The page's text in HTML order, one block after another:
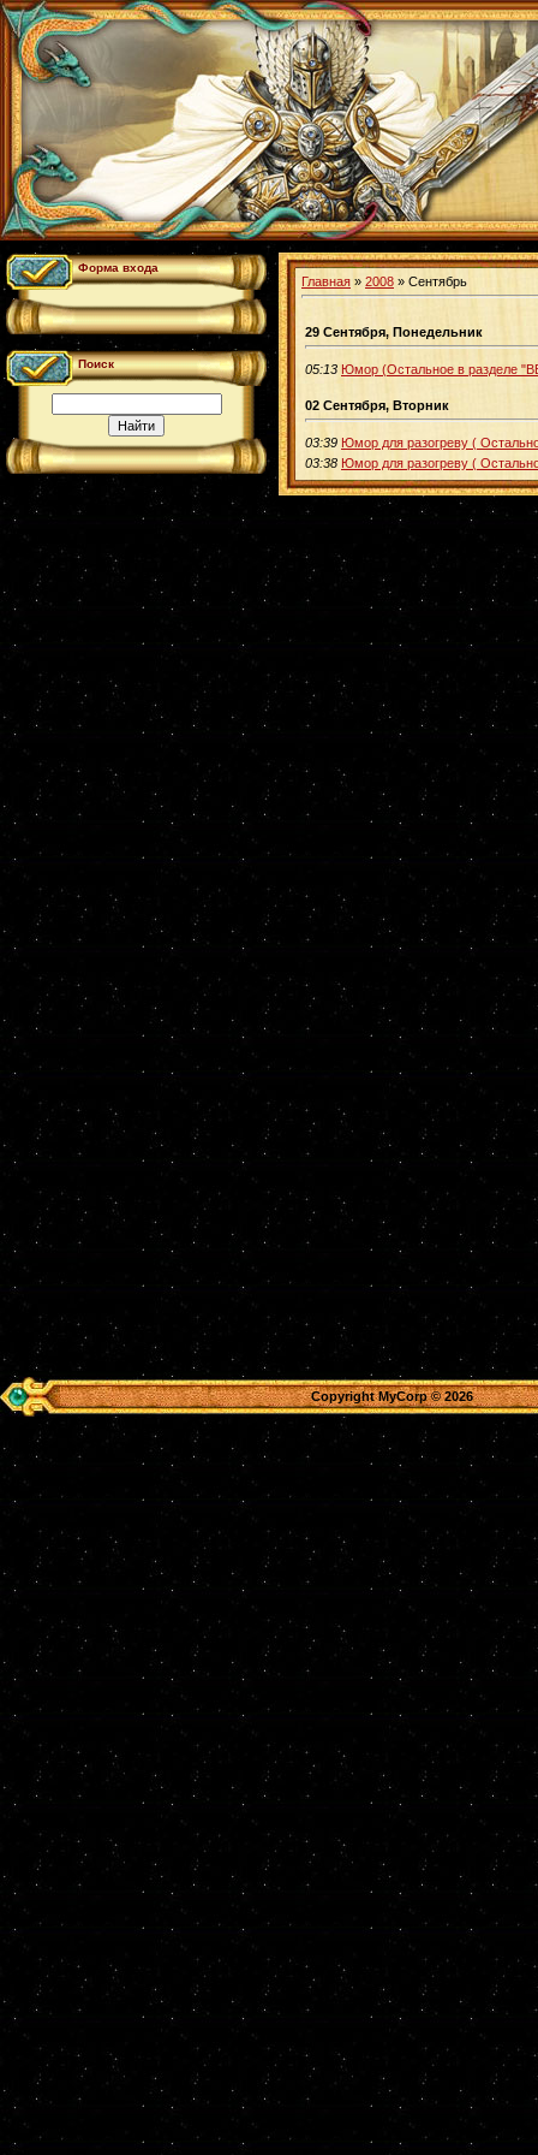
Форма входа
Поиск
Главная » 2008 » Сентябрь
29 Сентября, Понедельник
05:13 Юмор (Остальное в разделе
02 Сентября, Вторник
03:39 Юмор для разогреву (
03:38 Юмор для разогреву (
Copyright MyCorp © 2026